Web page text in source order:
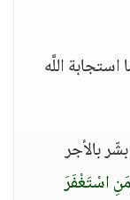
اللَّه
بالأجر
اسْتَغْفَرَ